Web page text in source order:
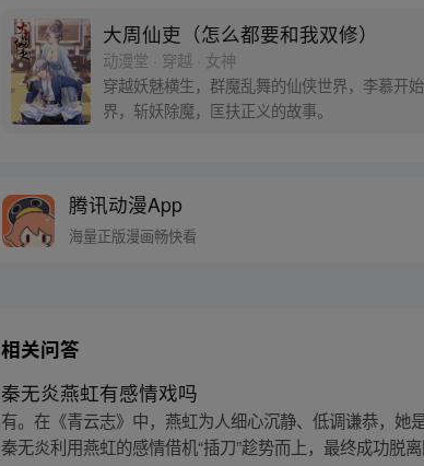
大周仙吏（怎么都要和我双修）
动漫堂 · 穿越 · 女神
穿越妖魅横生，群魔乱舞的仙侠世界，李慕
界，斩妖除魔，匡扶正义的故事。
腾讯动漫App
海量正版漫画畅快看
相关问答
秦无炎燕虹有感情戏吗
有。在《青云志》中，燕虹为人细心沉静、低调谦恭，她
秦无炎利用燕虹的感情借机“插刀”趁势而上，最终成功脱